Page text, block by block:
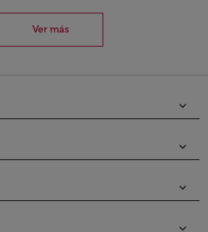
Ver más
keyboard_arrow_down
keyboard_arrow_down
keyboard_arrow_down
keyboard_arrow_down